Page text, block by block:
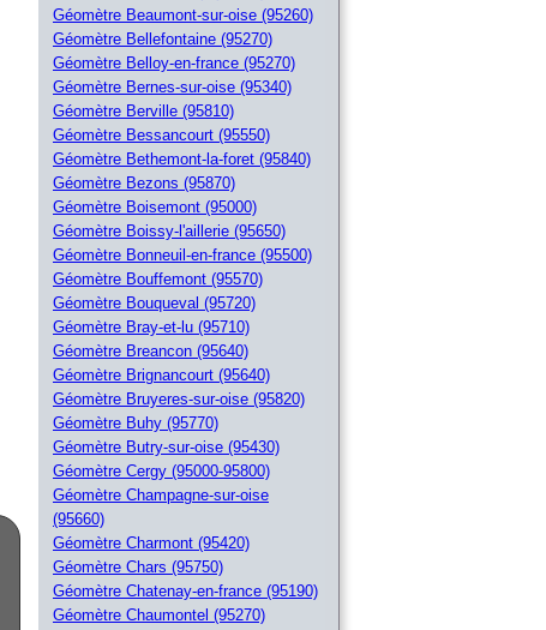
Géomètre Beaumont-sur-oise (95260)
Géomètre Bellefontaine (95270)
Géomètre Belloy-en-france (95270)
Géomètre Bernes-sur-oise (95340)
Géomètre Berville (95810)
Géomètre Bessancourt (95550)
Géomètre Bethemont-la-foret (95840)
Géomètre Bezons (95870)
Géomètre Boisemont (95000)
Géomètre Boissy-l'aillerie (95650)
Géomètre Bonneuil-en-france (95500)
Géomètre Bouffemont (95570)
Géomètre Bouqueval (95720)
Géomètre Bray-et-lu (95710)
Géomètre Breancon (95640)
Géomètre Brignancourt (95640)
Géomètre Bruyeres-sur-oise (95820)
Géomètre Buhy (95770)
Géomètre Butry-sur-oise (95430)
Géomètre Cergy (95000-95800)
Géomètre Champagne-sur-oise
(95660)
Géomètre Charmont (95420)
Géomètre Chars (95750)
Géomètre Chatenay-en-france (95190)
Géomètre Chaumontel (95270)